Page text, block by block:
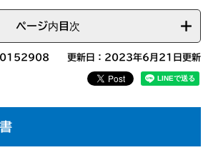
ページ内目次
0152908 更新日：2023年6月21日更新